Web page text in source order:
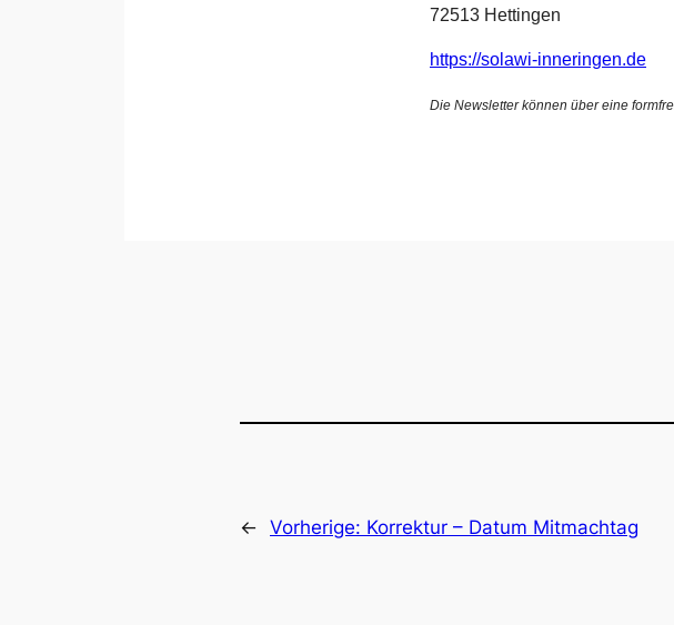
72513 Hettingen
https://solawi-inneringen.de
Die Newsletter können über eine
← Vorherige: Korrektur – Datum Mitmachtag